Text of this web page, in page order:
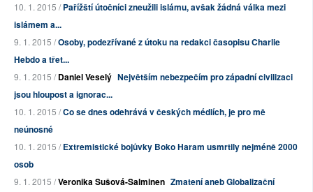
10. 1. 2015 /Pařížští útočníci zneužili islámu, avšak žádná válka mezi
islámem a...
9. 1. 2015 /Osoby, podezřívané z útoku na redakci časopisu Charlie
Hebdo a třet...
9. 1. 2015 /Daniel Veselý Největším nebezpečím pro západní civilizaci
jsou hloupost a ignorac...
10. 1. 2015 /Co se dnes odehrává v českých médiích, je pro mě
neúnosné
10. 1. 2015 /Extremistické bojůvky Boko Haram usmrtily nejméně 2000
osob
9. 1. 2015 /Veronika Sušová-Salminen Zmatení aneb Globalizační